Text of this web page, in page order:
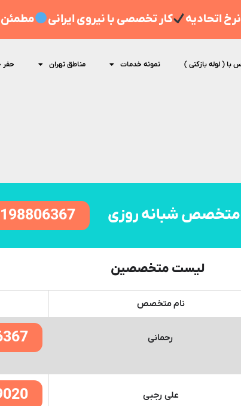
اتحادیه کار تخصصی با نیروی ایرانی
با ( لوله بازکنی ) نمونه خدمات مناطق تهران حفر
متخصص شبانه روزی
لیست متخصصین
نام متخصص
رحمانی
علی رجبی